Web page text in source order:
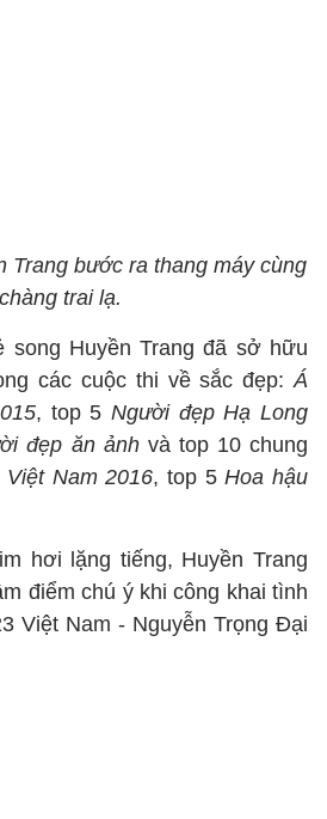
Trang bước ra thang máy cùng
chàng trai lạ.
song Huyền Trang đã sở hữu
các cuộc thi về sắc đẹp:Á
, top 5 Người đẹp Hạ Long
đẹp ăn ảnh và top 10 chung
Nam 2016, top 5Hoa hậu
hơi lặng tiếng, Huyền Trang
điểm chú ý khi công khai tình
Việt Nam - Nguyễn Trọng Đại